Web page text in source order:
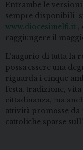
Entrambe le
sempre disponibili
www.diocesimelfi.it ,
raggiungere il
L’augurio di tutta la
possa essere una
riguarda i cinque
festa, tradizione,
cittadinanza, ma
attività promosse
cattoliche sparse